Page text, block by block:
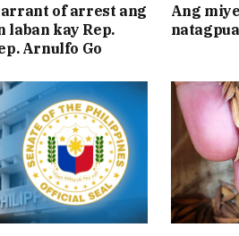
of arrest ang
laban kay Rep.
Arnulfo Go
Ang